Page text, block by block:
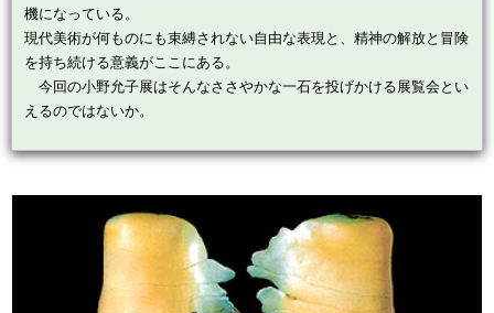
機になっている。
現代美術が何ものにも束縛されない自由な表現と、精神の解放と冒険
を持ち続ける意義がここにある。
今回の小野允子展はそんなささやかな一石を投げかける展覧会とい
えるのではないか。